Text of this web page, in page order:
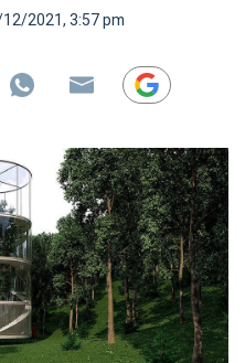
2021, 3:57 pm